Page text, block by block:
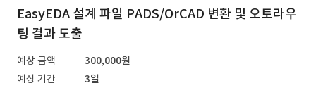
EasyEDA 설계 파일 PADS/OrCAD 변환 및 오토라우
팅 결과 도출
예상 금액
300,000원
예상 기간
3일